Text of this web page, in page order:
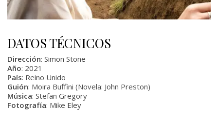
DATOS TÉCNICOS
Dirección: Simon Stone
Año: 2021
País: Reino Unido
Guión: Moira Buffini (Novela: John Preston)
Música: Stefan Gregory
Fotografía: Mike Eley